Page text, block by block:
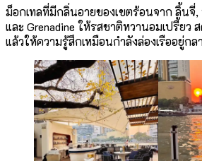
ม็อกเทลที่มีกลิ่นอายของเขตร้อนจาก ลิ้นจี่
และ Grenadine ให้รสชาติหวานอมเปรี้ยว
แล้วให้ความรู้สึกเหมือนกำลังล่องเรืออยู่กล